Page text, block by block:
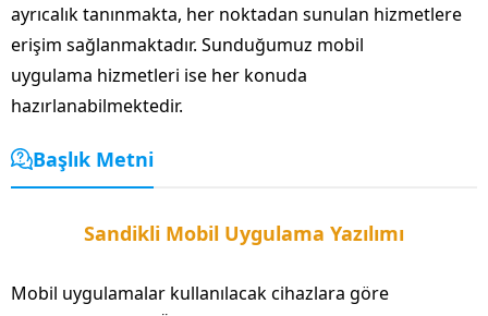
ayrıcalık tanınmakta, her noktadan sunulan hizmetlere
erişim sağlanmaktadır. Sunduğumuz mobil
uygulama hizmetleri ise her konuda
hazırlanabilmektedir.
Başlık Metni
Sandikli Mobil Uygulama Yazılımı
Mobil uygulamalar kullanılacak cihazlara göre